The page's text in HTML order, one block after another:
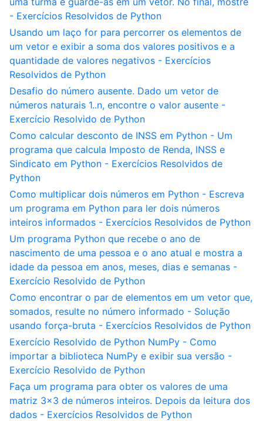
- Exercícios Resolvidos de Python
Usando um laço for para percorrer os elementos de
um vetor e exibir a soma dos valores positivos e a
quantidade de valores negativos - Exercícios
Resolvidos de Python
Desafio do número ausente. Dado um vetor de
números naturais 1..n, encontre o valor ausente -
Exercício Resolvido de Python
Como calcular desconto de INSS em Python - Um
programa que calcula Imposto de Renda, INSS e
Sindicato em Python - Exercícios Resolvidos de
Python
Como multiplicar dois números em Python - Escreva
um programa em Python para ler dois números
inteiros informados - Exercícios Resolvidos de Python
Um programa Python que recebe o ano de
nascimento de uma pessoa e o ano atual e mostra a
idade da pessoa em anos, meses, dias e semanas -
Exercício Resolvido de Python
Como encontrar o par de elementos em um vetor que,
somados, resulte no número informado - Solução
usando força-bruta - Exercícios Resolvidos de Python
Exercício Resolvido de Python NumPy - Como
importar a biblioteca NumPy e exibir sua versão -
Exercício Resolvido de Python
Faça um programa para obter os valores de uma
matriz 3x3 de números inteiros. Depois da leitura dos
dados - Exercícios Resolvidos de Python